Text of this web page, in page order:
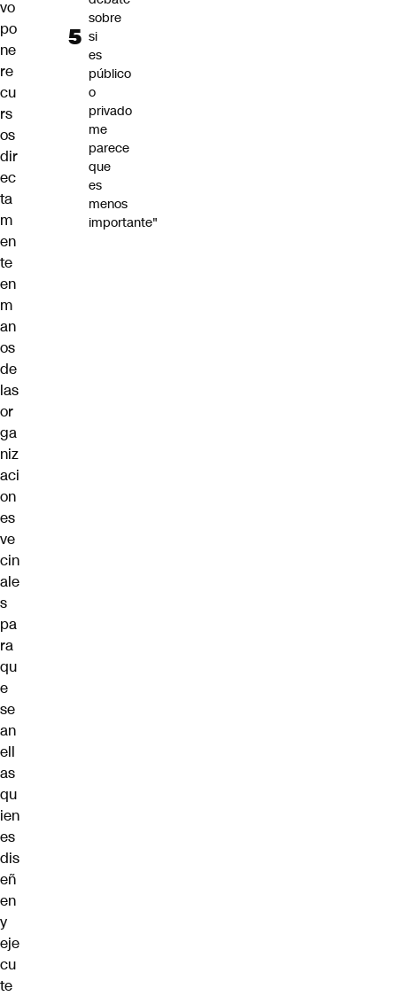
vo
po
ne
re
cu
rs
os
dir
ec
ta
m
en
te
en
m
an
os
de
las
or
ga
niz
aci
on
es
ve
cin
ale
s
pa
ra
qu
e
se
an
ell
as
qu
ien
es
dis
eñ
en
y
eje
cu
te
sobre
si
es
público
o
privado
me
parece
que
es
menos
importante"